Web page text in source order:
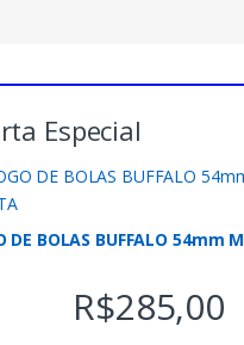
Especial
DE BOLAS BUFFALO 54mm
R$285,00